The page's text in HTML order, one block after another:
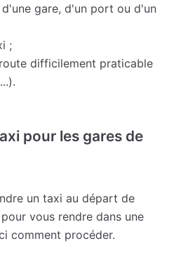
gare, d'un port ou d'un
;
difficilement praticable
pour les gares de
un taxi au départ de
vous rendre dans une
comment procéder.